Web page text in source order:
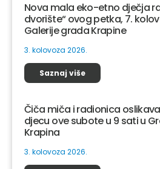
Nova mala eko-etno dječja
dvorište“ ovog petka, 7.
Galerije grada Krapine
3. kolovoza 2026.
Saznaj više
Čiča miča i radionica
djecu ove subote u 9 sati u
Krapina
3. kolovoza 2026.